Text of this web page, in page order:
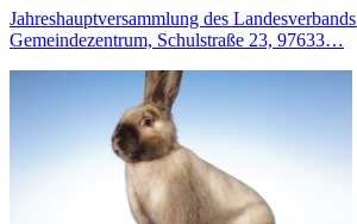
Jahreshauptversammlung des
Gemeindezentrum, Schulstraße 23, 97633…